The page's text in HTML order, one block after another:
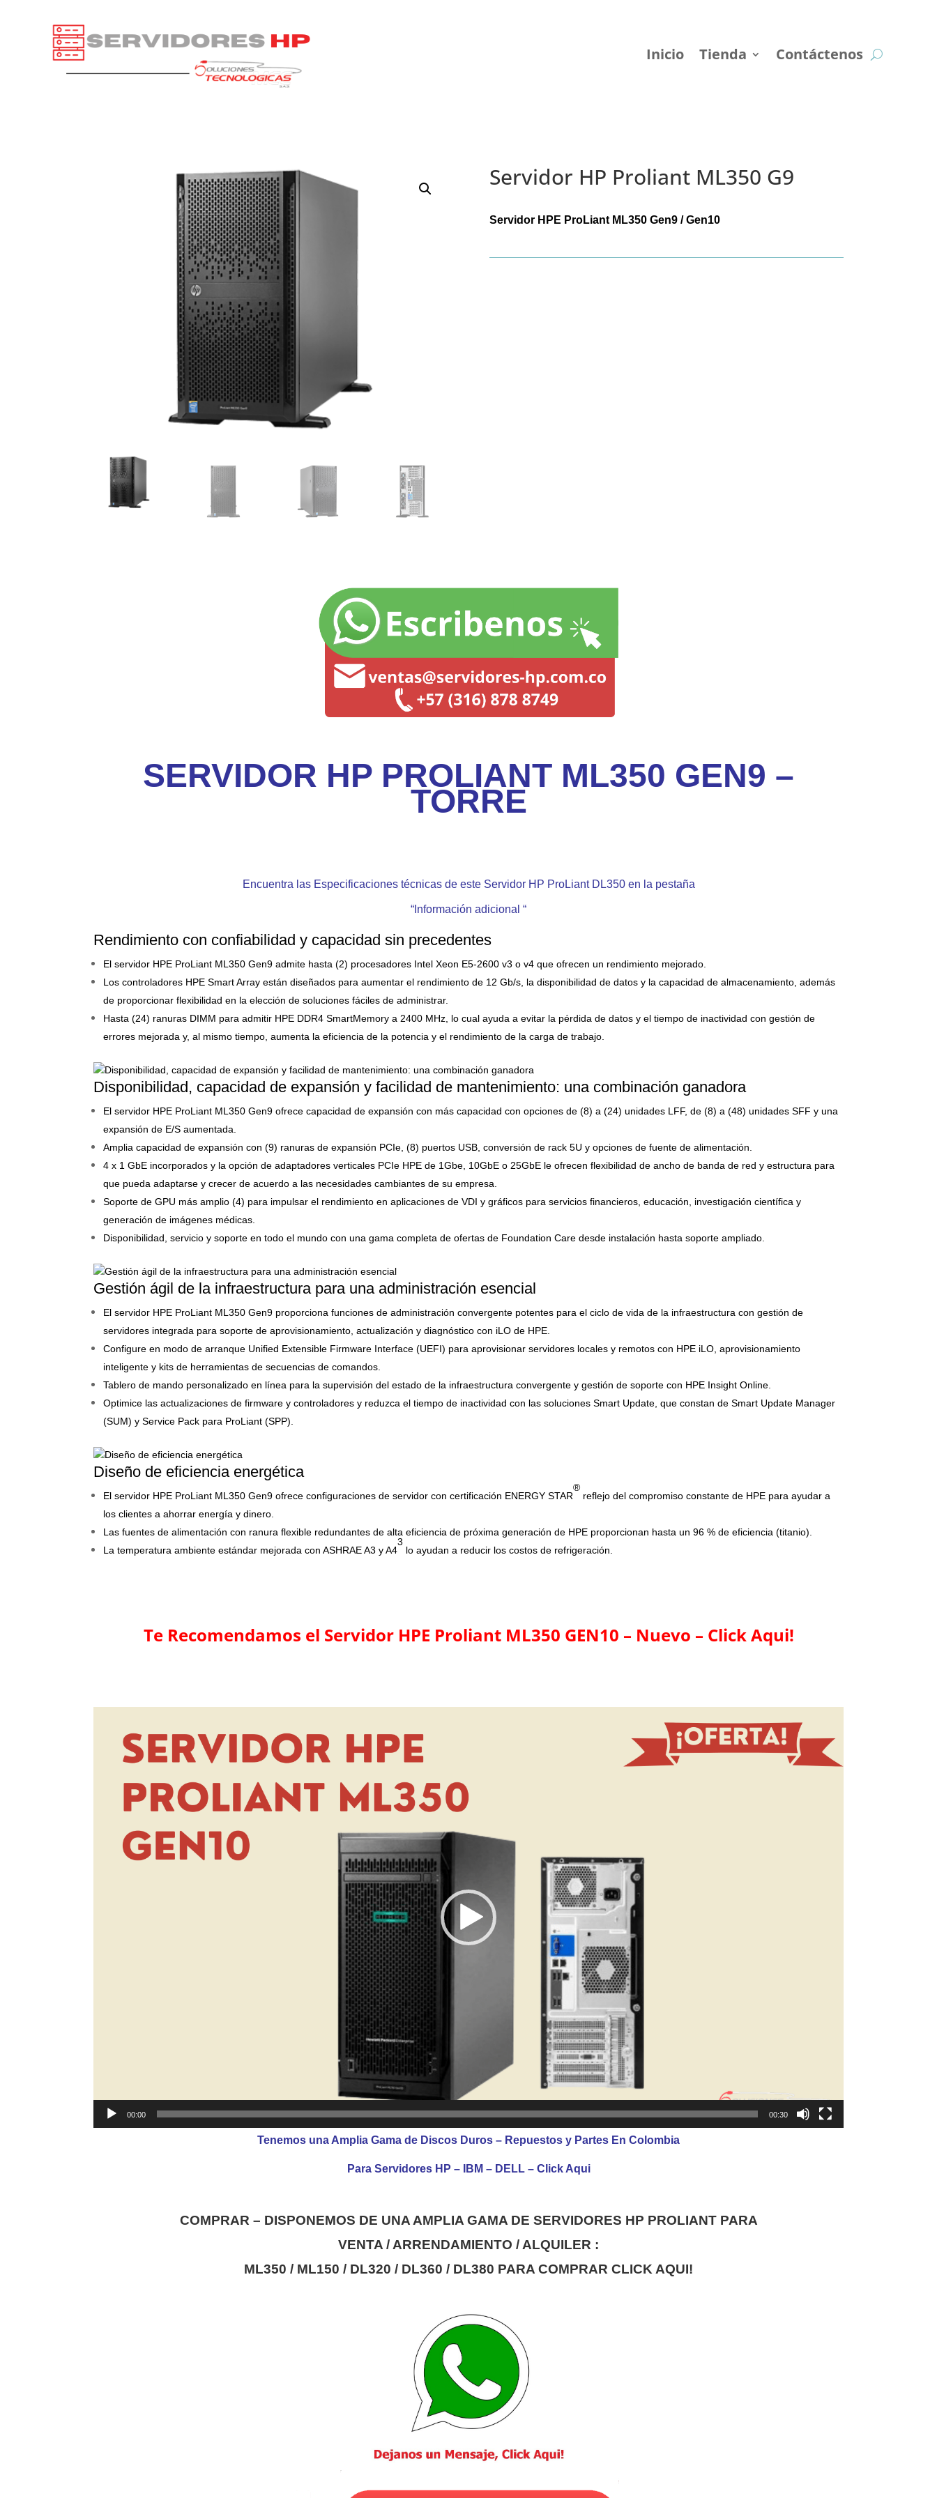
Inicio Tienda Contáctenos
Servidor HP Proliant ML350 G9
Servidor HPE ProLiant ML350 Gen9 / Gen10
SERVIDOR HP PROLIANT ML350 GEN9 –
TORRE
Encuentra las Especificaciones técnicas de este Servidor HP ProLiant DL350 en la pestaña
“ Información adicional “
Rendimiento con confiabilidad y capacidad sin precedentes
El servidor HPE ProLiant ML350 Gen9 admite hasta (2) procesadores Intel Xeon E5-2600 v3 o v4 que ofrecen un rendimiento mejorado.
Los controladores HPE Smart Array están diseñados para aumentar el rendimiento de 12 Gb/s, la disponibilidad de datos y la capacidad de almacenamiento, además
de proporcionar flexibilidad en la elección de soluciones fáciles de administrar.
Hasta (24) ranuras DIMM para admitir HPE DDR4 SmartMemory a 2400 MHz, lo cual ayuda a evitar la pérdida de datos y el tiempo de inactividad con gestión de
errores mejorada y, al mismo tiempo, aumenta la eficiencia de la potencia y el rendimiento de la carga de trabajo.
Disponibilidad, capacidad de expansión y facilidad de mantenimiento: una combinación ganadora
El servidor HPE ProLiant ML350 Gen9 ofrece capacidad de expansión con más capacidad con opciones de (8) a (24) unidades LFF, de (8) a (48) unidades SFF y una
expansión de E/S aumentada.
Amplia capacidad de expansión con (9) ranuras de expansión PCIe, (8) puertos USB, conversión de rack 5U y opciones de fuente de alimentación.
4 x 1 GbE incorporados y la opción de adaptadores verticales PCIe HPE de 1Gbe, 10GbE o 25GbE le ofrecen flexibilidad de ancho de banda de red y estructura para
que pueda adaptarse y crecer de acuerdo a las necesidades cambiantes de su empresa.
Soporte de GPU más amplio (4) para impulsar el rendimiento en aplicaciones de VDI y gráficos para servicios financieros, educación, investigación científica y
generación de imágenes médicas.
Disponibilidad, servicio y soporte en todo el mundo con una gama completa de ofertas de Foundation Care desde instalación hasta soporte ampliado.
Gestión ágil de la infraestructura para una administración esencial
El servidor HPE ProLiant ML350 Gen9 proporciona funciones de administración convergente potentes para el ciclo de vida de la infraestructura con gestión de
servidores integrada para soporte de aprovisionamiento, actualización y diagnóstico con iLO de HPE.
Configure en modo de arranque Unified Extensible Firmware Interface (UEFI) para aprovisionar servidores locales y remotos con HPE iLO, aprovisionamiento
inteligente y kits de herramientas de secuencias de comandos.
Tablero de mando personalizado en línea para la supervisión del estado de la infraestructura convergente y gestión de soporte con HPE Insight Online.
Optimice las actualizaciones de firmware y controladores y reduzca el tiempo de inactividad con las soluciones Smart Update, que constan de Smart Update Manager
(SUM) y Service Pack para ProLiant (SPP).
Diseño de eficiencia energética
El servidor HPE ProLiant ML350 Gen9 ofrece configuraciones de servidor con certificación ENERGY STAR
®
reflejo del compromiso constante de HPE para ayudar a
los clientes a ahorrar energía y dinero.
Las fuentes de alimentación con ranura flexible redundantes de alta eficiencia de próxima generación de HPE proporcionan hasta un 96 % de eficiencia (titanio).
La temperatura ambiente estándar mejorada con ASHRAE A3 y A4
3
lo ayudan a reducir los costos de refrigeración.
Te Recomendamos el Servidor HPE Proliant ML350 GEN10 – Nuevo – Click Aqui!
00:00 00:30
Tenemos una Amplia Gama de Discos Duros – Repuestos y Partes En Colombia
Para ServidoresHP – IBM – DELL – Click Aqui
COMPRAR – DISPONEMOS DE UNA AMPLIA GAMA DE SERVIDORES HP PROLIANT PARA
VENTA / ARRENDAMIENTO / ALQUILER :
ML350 / ML150 / DL320 / DL360 / DL380 PARA COMPRAR CLICK AQUI!